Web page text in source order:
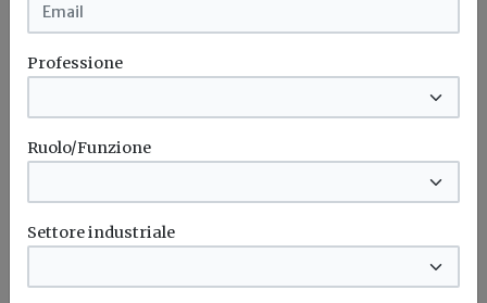
Professione
Ruolo/Funzione
Settore industriale